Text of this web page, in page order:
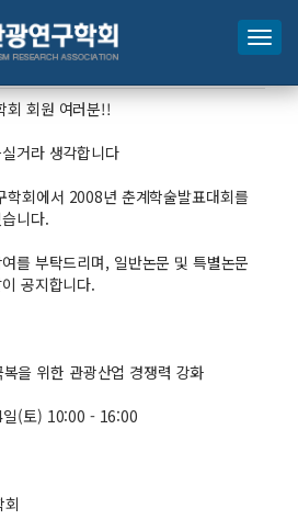
항
회
회 회원 여러분!!
거라 생각합니다
학회에서 2008년 춘계학술발표대회를
니다.
를 부탁드리며, 일반논문 및 특별논문
공지합니다.
을 위한 관광산업 경쟁력 강화
(토) 10:00 - 16:00